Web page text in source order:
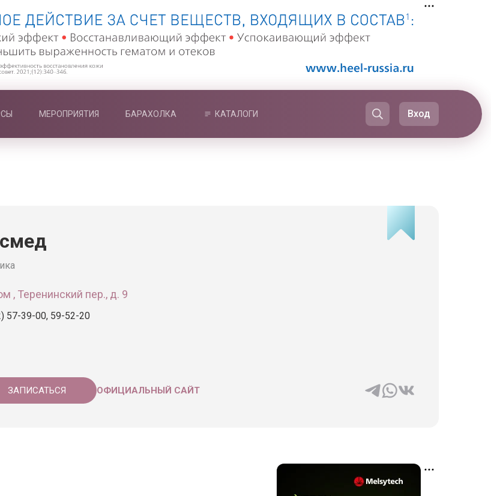
МЕРОПРИЯТИЯ БАРАХОЛКА КАТАЛОГИ Вход
, Теренинский пер., д. 9
57-39-00, 59-52-20
ЗАПИСАТЬСЯ ОФИЦИАЛЬНЫЙ САЙТ